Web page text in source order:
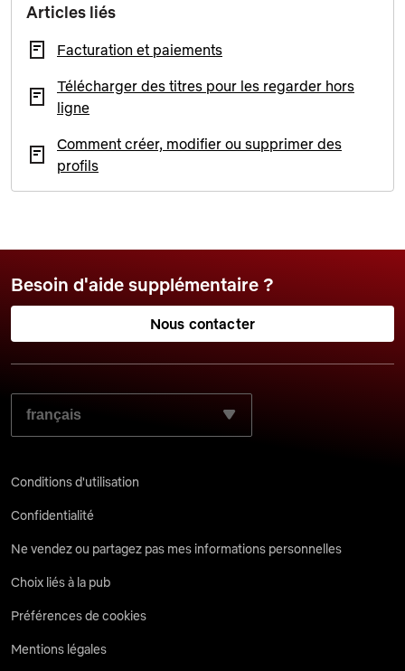
Articles liés
Facturation et paiements
Télécharger des titres pour les regarder hors
ligne
Comment créer, modifier ou supprimer des
profils
Besoin d'aide supplémentaire ?
Nous contacter
SÉLECTIONNEZ LA LANGUE DE VOTRE CHOIX :
Conditions d'utilisation
Confidentialité
Ne vendez ou partagez pas mes informations personnelles
Choix liés à la pub
Préférences de cookies
Mentions légales